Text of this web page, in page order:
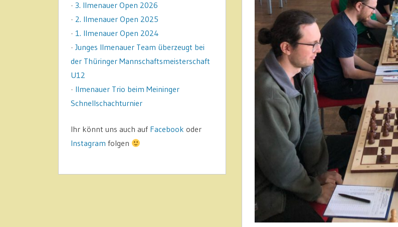
- 3. Ilmenauer Open 2026
- 2. Ilmenauer Open 2025
- 1. Ilmenauer Open 2024
- Junges Ilmenauer Team überzeugt bei
der Thüringer Mannschaftsmeisterschaft
U12
- Ilmenauer Trio beim Meininger
Schnellschachturnier
Ihr könnt uns auch auf Facebook oder
Instagram folgen